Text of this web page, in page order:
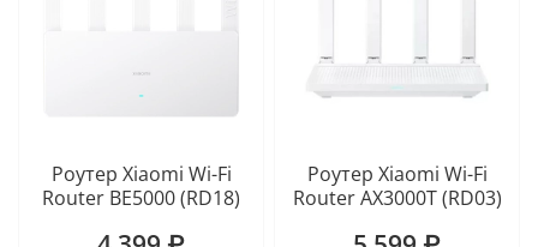
Роутер Xiaomi Wi-Fi
Router BE5000 (RD18)
Роутер Xiaomi Wi-Fi
Router AX3000T (RD03)